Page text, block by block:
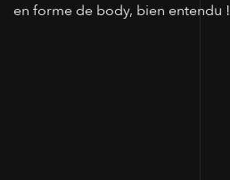
en forme de body, bien entendu !